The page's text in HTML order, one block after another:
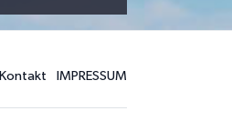
Kontakt IMPRESSUM